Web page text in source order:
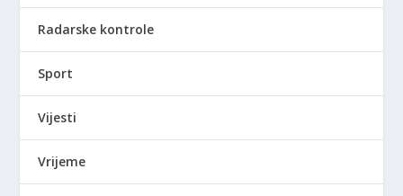
Radarske kontrole
Sport
Vijesti
Vrijeme